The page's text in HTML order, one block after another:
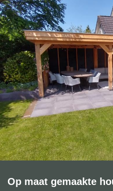
Op maat gemaakte